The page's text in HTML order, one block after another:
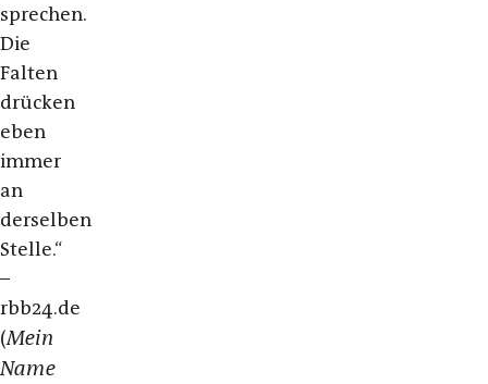
sprechen.
Die
Falten
drücken
eben
immer
an
derselben
Stelle.“
–
rbb24.de
(Mein
Name